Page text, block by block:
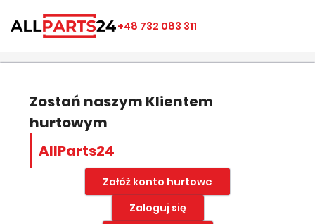
+48 732 083 311
Zostań naszym Klientem
hurtowym
AllParts24
Załóż konto hurtowe
Zaloguj się
((modalTitle))
((cancelText))
Utwórz listę ulubionych
Anuluj Zapisz
Zaloguj się
liście życzeń.
Anuluj Zaloguj się